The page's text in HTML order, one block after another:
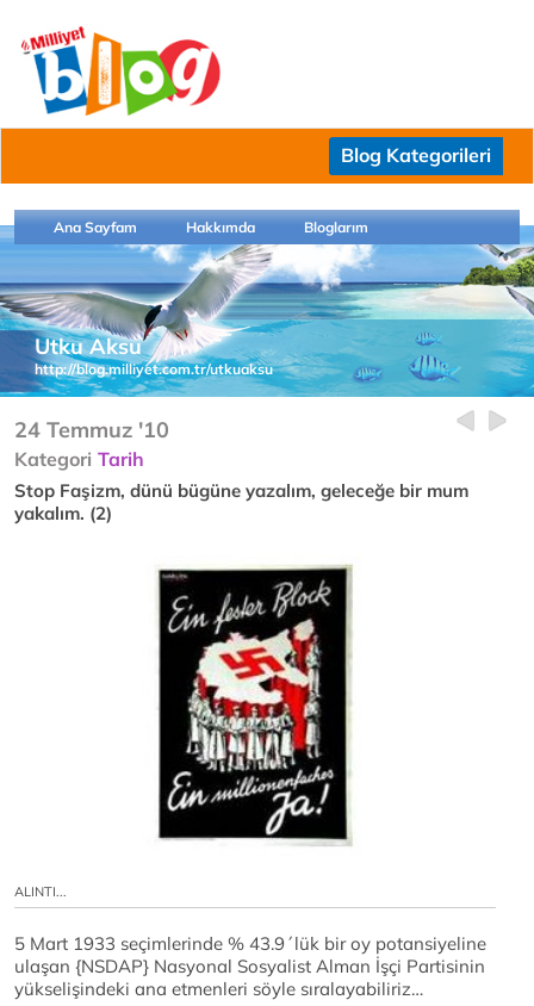
Blog Kategorileri
Ana Sayfam Hakkımda Bloglarım
Utku Aksu
http://blog.milliyet.com.tr/utkuaksu
24 Temmuz '10
Kategori Tarih
Stop Faşizm, dünü bügüne yazalım, geleceğe bir mum
yakalım. (2)
ALINTI...
5 Mart 1933 seçimlerinde % 43.9´lük bir oy potansiyeline
ulaşan {NSDAP} Nasyonal Sosyalist Alman İşçi Partisinin
yükselişindeki ana etmenleri söyle sıralayabiliriz…